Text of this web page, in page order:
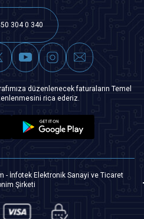
304 0 340
düzenlenecek faturaların Temel
rica ederiz.
- İnfotek Elektronik Sanayi ve Ticaret
Şirketi